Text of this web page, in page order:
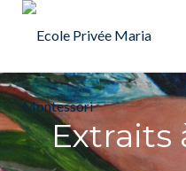
Skip
Extraits